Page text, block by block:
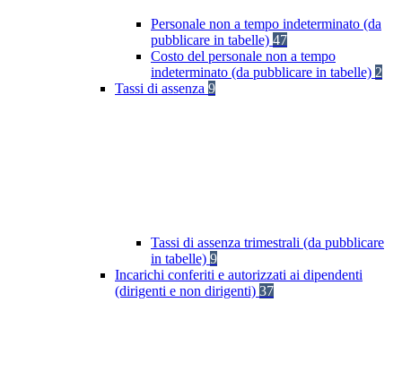
Personale non a tempo indeterminato (da
pubblicare in tabelle) 47
Costo del personale non a tempo
indeterminato (da pubblicare in tabelle) 2
Tassi di assenza 9
Tassi di assenza trimestrali (da pubblicare
in tabelle) 9
Incarichi conferiti e autorizzati ai dipendenti
(dirigenti e non dirigenti) 37